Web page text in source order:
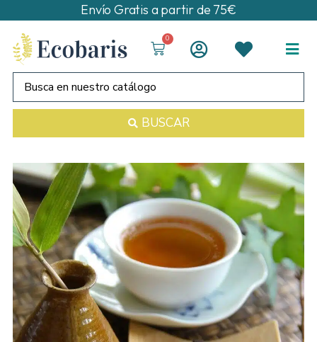
Envío Gratis a partir de 75€
0
BUSCAR